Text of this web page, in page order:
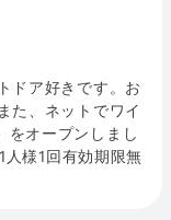
ドア好きです。お
た、ネットでワイ
をオープンしまし
様1回有効期限無